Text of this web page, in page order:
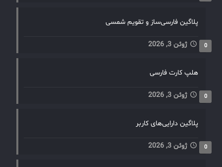
پلاگین فارسی‌ساز و تقویم شمسی
ژوئن 3, 2026 0
هلپ کارت فارسی
ژوئن 3, 2026 0
پلاگین دارایی‌های کاربر
ژوئن 3, 2026 0